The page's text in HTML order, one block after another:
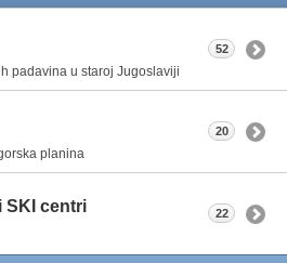
padavina u staroj Jugoslaviji
52
planina
20
SKI centri 22